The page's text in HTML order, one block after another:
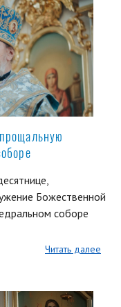
Божественной
соборе
Читать далее